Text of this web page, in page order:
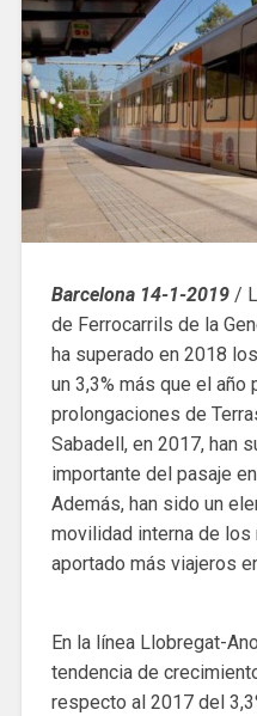
Barcelona 14-1-2019/
de Ferrocarrils de la
ha superado en 2018
un 3,3% más que el año
prolongaciones de
Sabadell, en 2017, han
importante del pasaje
Además, han sido un
movilidad interna de los
aportado más viajeros
En la línea Llobregat-
tendencia de
respecto al 2017 del